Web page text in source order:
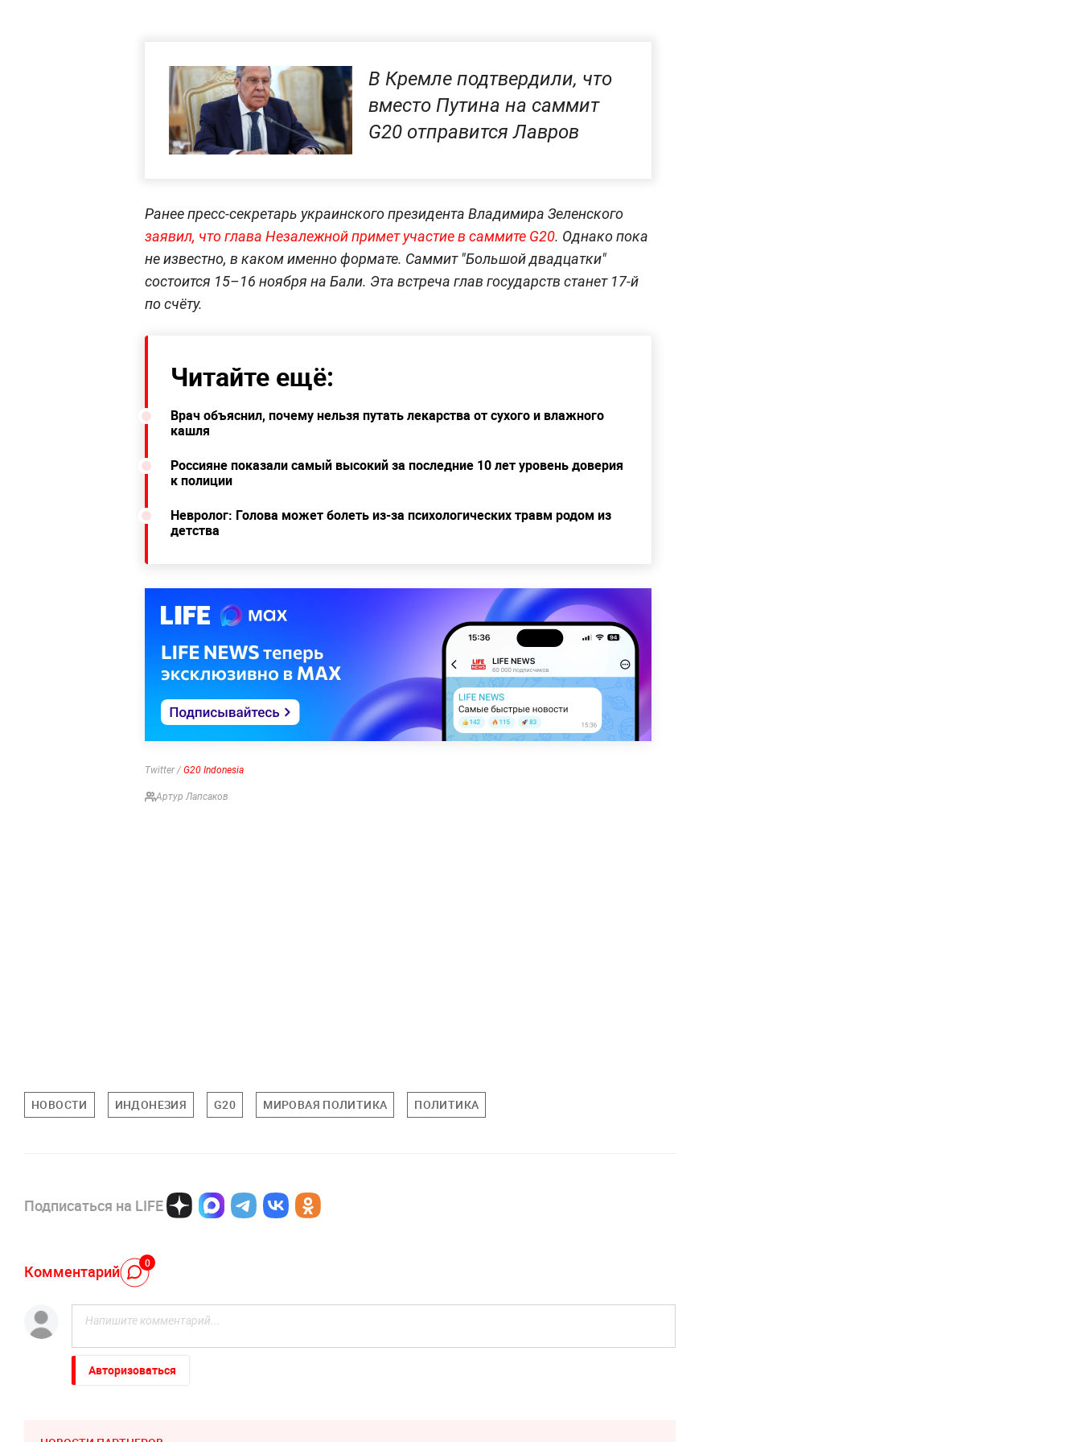
В Кремле подтвердили, что
вместо Путина на саммит
G20 отправится Лавров
Ранее пресс-секретарь украинского президента Владимира Зеленского
заявил, что глава Незалежной примет участие в саммите G20. Однако пока
не известно, в каком именно формате. Саммит "Большой двадцатки"
состоится 15–16 ноября на Бали. Эта встреча глав государств станет 17-й
по счёту.
Читайте ещё:
Врач объяснил, почему нельзя путать лекарства от сухого и влажного
кашля
Россияне показали самый высокий за последние 10 лет уровень доверия
к полиции
Невролог: Голова может болеть из-за психологических травм родом из
детства
Twitter / G20 Indonesia
Артур Лапсаков
НОВОСТИ ИНДОНЕЗИЯ G20 МИРОВАЯ ПОЛИТИКА ПОЛИТИКА
Подписаться на LIFE
Комментарий 0
Авторизоваться